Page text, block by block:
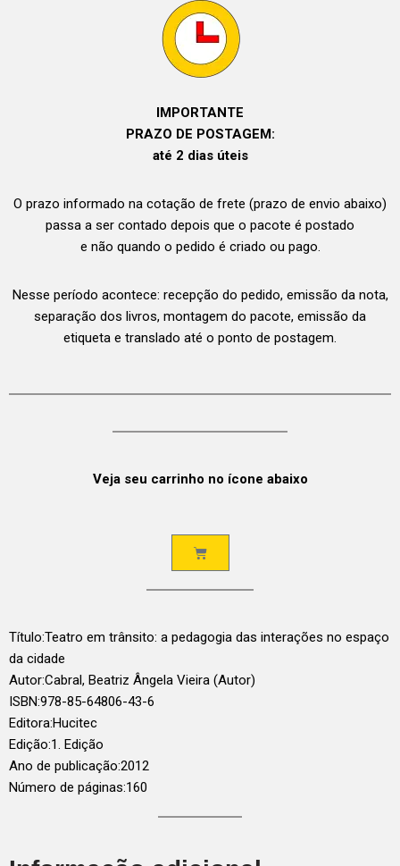
IMPORTANTE
PRAZO DE POSTAGEM:
até 2 dias úteis
O prazo informado na cotação de frete (prazo de envio abaixo)
passa a ser contado depois que o pacote é postado
e não quando o pedido é criado ou pago.
Nesse período acontece: recepção do pedido, emissão da nota,
separação dos livros, montagem do pacote, emissão da
etiqueta e translado até o ponto de postagem.
Veja seu carrinho no ícone abaixo
Título:Teatro em trânsito: a pedagogia das interações no espaço
da cidade
Autor:Cabral, Beatriz Ângela Vieira (Autor)
ISBN:978-85-64806-43-6
Editora:Hucitec
Edição:1. Edição
Ano de publicação:2012
Número de páginas:160